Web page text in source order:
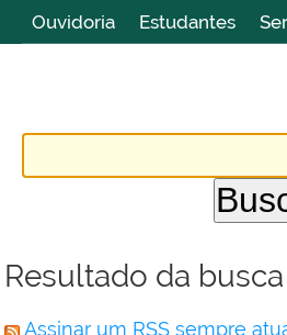
Ouvidoria
Estudantes
Resultado da busca
Assinar um RSS sempre